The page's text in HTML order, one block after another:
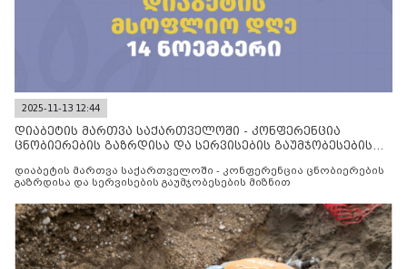
2025-11-13 12:44
დიაბეტის მართვა საქართველოში - კონფერენცია
ცნობიერების გაზრდისა და სერვისების გაუმჯობესების
დიაბეტის მართვა საქართველოში - კონფერენცია ცნობიერების
გაზრდისა და სერვისების გაუმჯობესების მიზნით